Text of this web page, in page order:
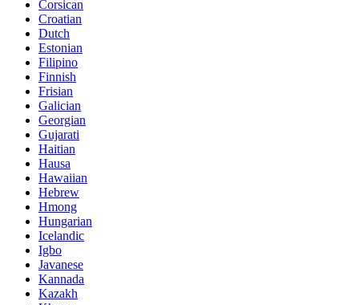
Corsican
Croatian
Dutch
Estonian
Filipino
Finnish
Frisian
Galician
Georgian
Gujarati
Haitian
Hausa
Hawaiian
Hebrew
Hmong
Hungarian
Icelandic
Igbo
Javanese
Kannada
Kazakh